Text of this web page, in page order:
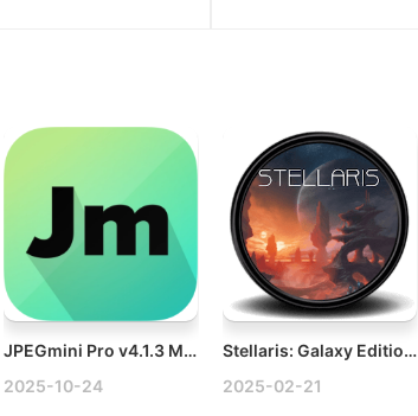
JPEGmini Pro v4.1.3 Mac专业图像与视频压缩/优化工具破解版
2025-10-24
Stellaris: Galaxy Edition v3.14.15926 Mac群星银河版破解版
2025-02-21